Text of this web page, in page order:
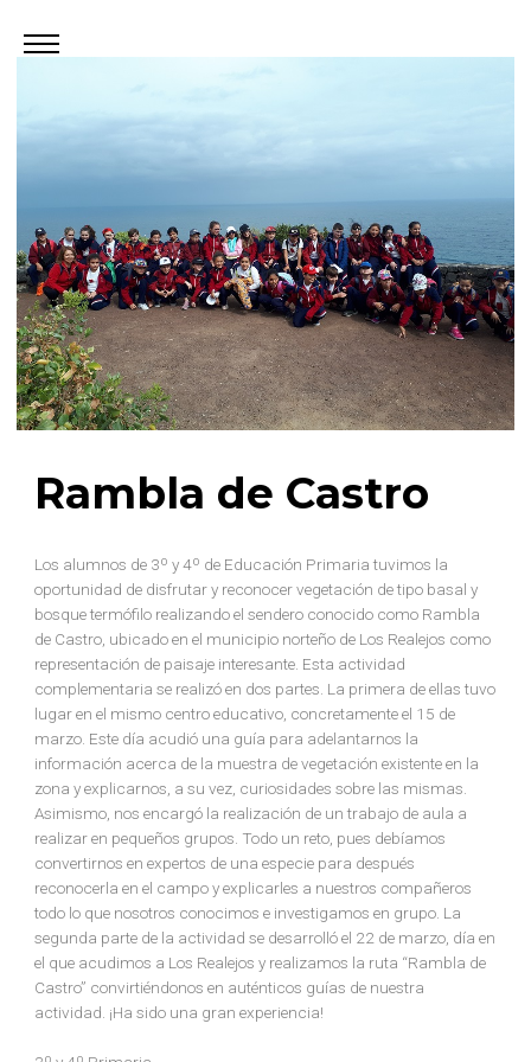
Rambla de Castro
Los alumnos de 3º y 4º de Educación Primaria tuvimos la
oportunidad de disfrutar y reconocer vegetación de tipo basal y
bosque termófilo realizando el sendero conocido como Rambla
de Castro, ubicado en el municipio norteño de Los Realejos como
representación de paisaje interesante. Esta actividad
complementaria se realizó en dos partes. La primera de ellas tuvo
lugar en el mismo centro educativo, concretamente el 15 de
marzo. Este día acudió una guía para adelantarnos la
información acerca de la muestra de vegetación existente en la
zona y explicarnos, a su vez, curiosidades sobre las mismas.
Asimismo, nos encargó la realización de un trabajo de aula a
realizar en pequeños grupos. Todo un reto, pues debíamos
convertirnos en expertos de una especie para después
reconocerla en el campo y explicarles a nuestros compañeros
todo lo que nosotros conocimos e investigamos en grupo. La
segunda parte de la actividad se desarrolló el 22 de marzo, día en
el que acudimos a Los Realejos y realizamos la ruta “Rambla de
Castro” convirtiéndonos en auténticos guías de nuestra
actividad. ¡Ha sido una gran experiencia!